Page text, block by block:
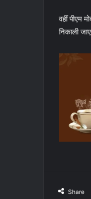
वहीं पीएम
निकाली
Share